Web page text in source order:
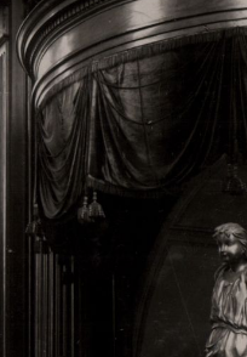
Храмы-мученики